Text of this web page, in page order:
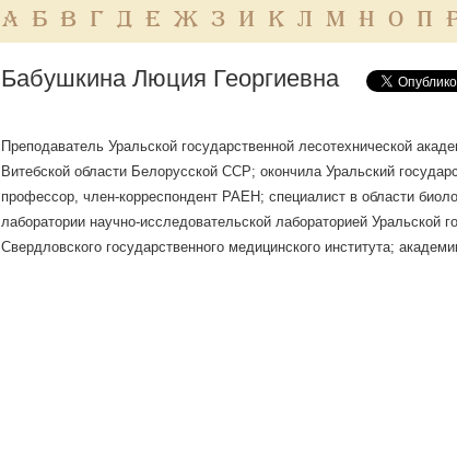
А Б В Г Д Е Ж З И К Л М Н О П
Бабушкина Люция Георгиевна
Преподаватель Уральской государственной лесотехнической
Витебской области Белорусской ССР; окончила Уральский
профессор, член-корреспондент РАЕН; специалист в области
лаборатории научно-исследовательской лабораторией Уральской
Свердловского государственного медицинского института;